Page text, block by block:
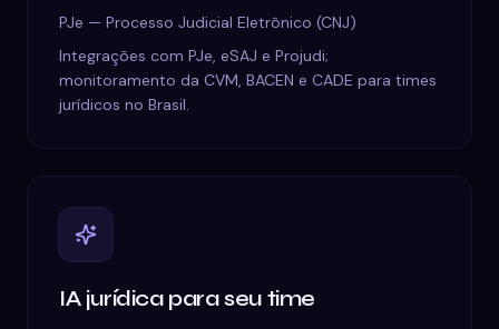
PJe — Processo Judicial Eletrônico (CNJ)
Integrações com PJe, eSAJ e Projudi;
monitoramento da CVM, BACEN e CADE para times
jurídicos no Brasil.
IA jurídica para seu time